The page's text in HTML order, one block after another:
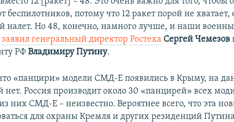
беспилотников, потому что 12 ракет порой не хватает,
налет. Но 48, конечно, намного лучше, и наши
заявил генеральный директор Ростеха Сергей Чемезов
РФВладимиру Путину.
«панцири» модели СМД-Е появились в Крыму, на
нет. Россия производит около 30 «панцирей» всех
них СМД-Е – неизвестно. Вероятнее всего, что эта
для охраны Кремля и других резиденций